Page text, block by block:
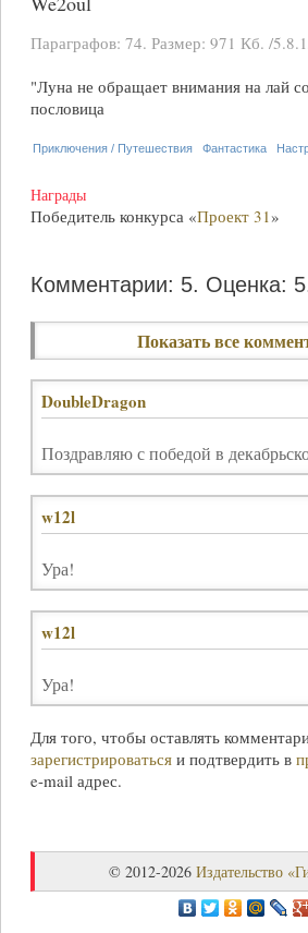
Параграфов: 74. Размер: 971 Кб. /
"Луна не обращает внимания на лай
пословица
Приключения / Путешествия Фантастика
Награды
Победитель конкурса «Проект 31»
Комментарии: 5. Оценка:
Показать все
DoubleDragon
Поздравляю с победой в
w12l
Ура!
w12l
Ура!
Для того, чтобы оставлять
зарегистрироватьсяи подтвердить в
e-mailадрес.
© 2012-2026 Издательство